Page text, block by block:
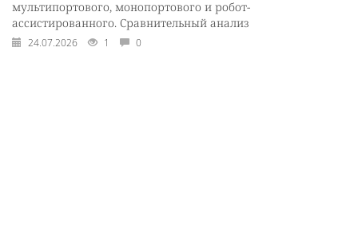
мультипортового, монопортового и робот-
ассистированного. Сравнительный анализ
24.07.2026 1 0